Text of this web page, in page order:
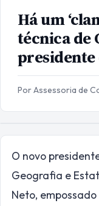
Há um
técnica de
presidente
Por Assessoria de
O novo
Geografia e
Neto,